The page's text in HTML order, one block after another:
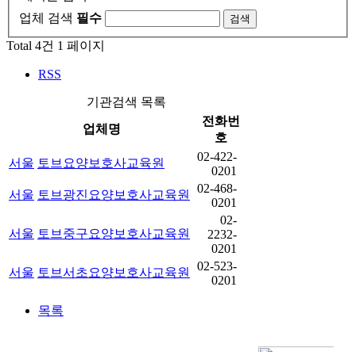
업체 검색 필수
Total 4건 1 페이지
RSS
기관검색 목록
업체명
전화번
호
서울 토브요양보호사교육원
02-422-
0201
서울 토브광진요양보호사교육원
02-468-
0201
서울 토브중구요양보호사교육원
02-
2232-
0201
서울 토브서초요양보호사교육원
02-523-
0201
목록